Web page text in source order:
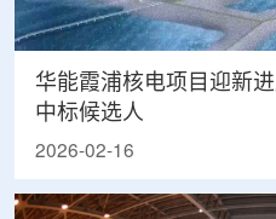
华能霞浦核电项目迎新
中标候选人
2026-02-16